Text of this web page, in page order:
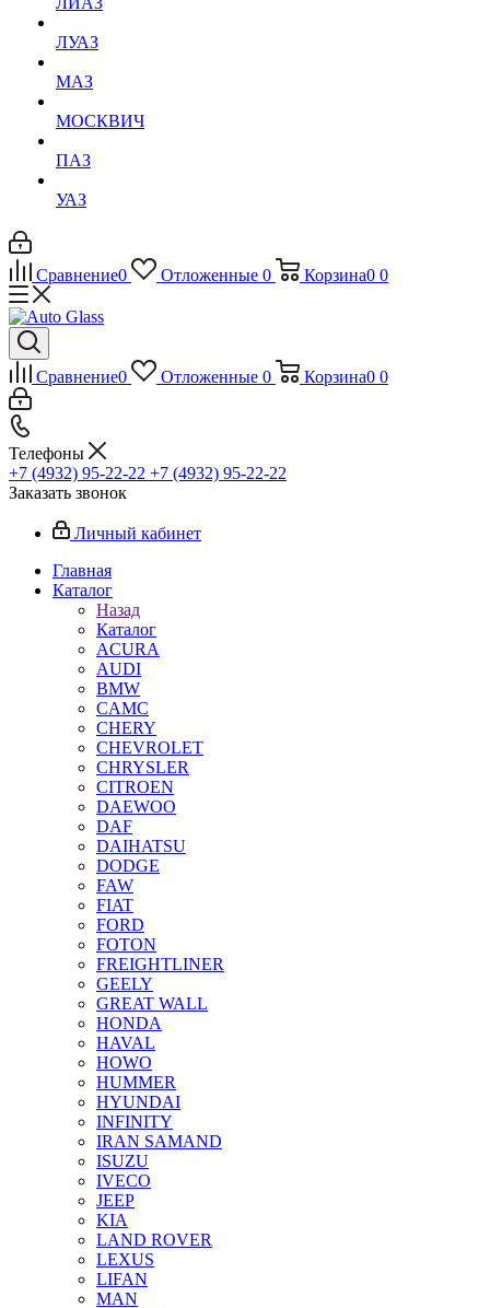
ЛУАЗ
МАЗ
МОСКВИЧ
ПАЗ
УАЗ
Сравнение0 Отложенные 0 Корзина0 0
Сравнение0 Отложенные 0 Корзина0 0
Телефоны
+7 (4932) 95-22-22 +7 (4932) 95-22-22
Заказать звонок
Личный кабинет
Главная
Каталог
Назад
Каталог
ACURA
AUDI
BMW
CAMC
CHERY
CHEVROLET
CHRYSLER
CITROEN
DAEWOO
DAF
DAIHATSU
DODGE
FAW
FIAT
FORD
FOTON
FREIGHTLINER
GEELY
GREAT WALL
HONDA
HAVAL
HOWO
HUMMER
HYUNDAI
INFINITY
IRAN SAMAND
ISUZU
IVECO
JEEP
KIA
LAND ROVER
LEXUS
LIFAN
MAN